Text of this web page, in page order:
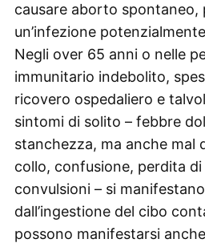
causare aborto
un’infezione
Negli over 65 anni o nelle
immunitario indebolito,
ricovero ospedaliero e
sintomi di solito – febbre
stanchezza, ma anche mal
collo, confusione, perdita
convulsioni – si
dall’ingestione del cibo
possono manifestarsi